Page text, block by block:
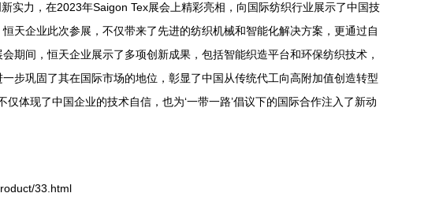
实力，在2023年Saigon Tex展会上精彩亮相，向国际纺织行业展示了中国技
天企业此次参展，不仅带来了先进的纺织机械和智能化解决方案，更通过自
期间，恒天企业展示了多项创新成果，包括智能织造平台和环保纺织技术，
步巩固了其在国际市场的地位，彰显了中国从传统代工向高附加值创造转型
体现了中国企业的技术自信，也为‘一带一路’倡议下的国际合作注入了新动
33.html